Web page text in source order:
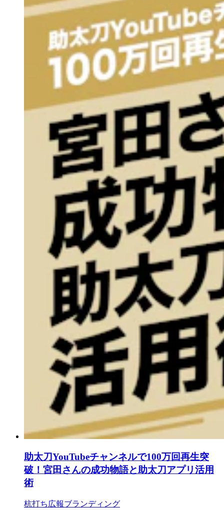
助太刀YouTubeチャンネルで100万回再生突
破！宮田さんの成功物語と助太刀アプリ活用
術
杭打ち 広報ブランディング